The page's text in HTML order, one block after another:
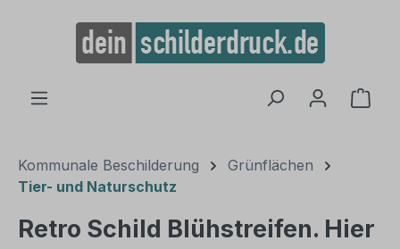
springen
Kommunale Beschilderung
Grünflächen
Tier- und Naturschutz
Retro Schild Blühstreifen. Hier